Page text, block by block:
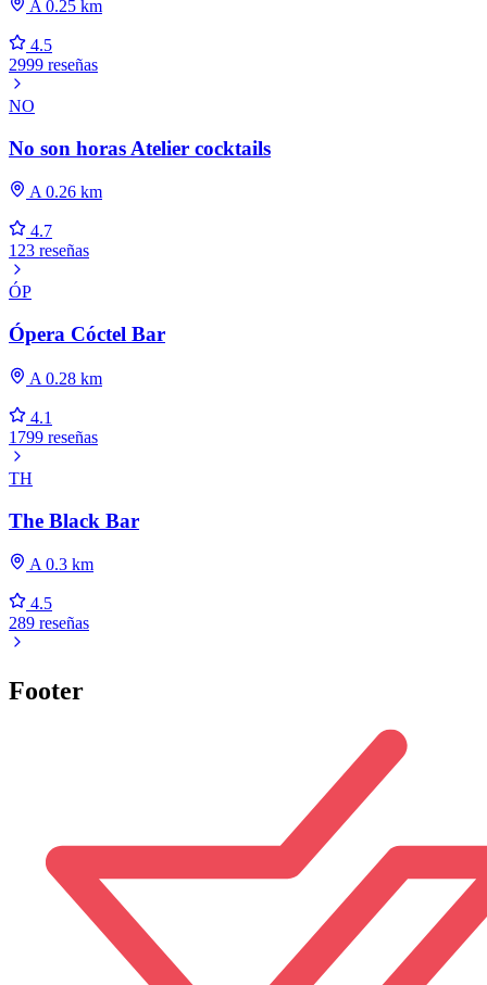
A 0.25 km
4.5
2999 reseñas
NO
No son horas Atelier cocktails
A 0.26 km
4.7
123 reseñas
ÓP
Ópera Cóctel Bar
A 0.28 km
4.1
1799 reseñas
TH
The Black Bar
A 0.3 km
4.5
289 reseñas
Footer